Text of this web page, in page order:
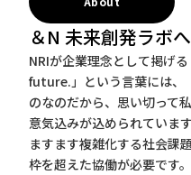
＆N 未来創発ラボ
NRIが企業理念として掲げ
future.」という言葉には、
のなのだから、思い切って
意気込みが込められています
ますます複雑化する社会課
枠を超えた協働が必要です。